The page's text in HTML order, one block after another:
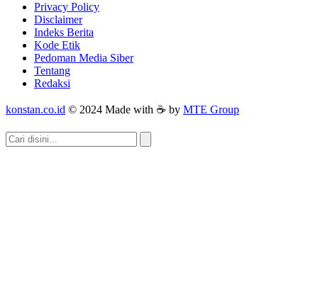
Privacy Policy
Disclaimer
Indeks Berita
Kode Etik
Pedoman Media Siber
Tentang
Redaksi
konstan.co.id © 2024 Made with ☕ by MTE Group